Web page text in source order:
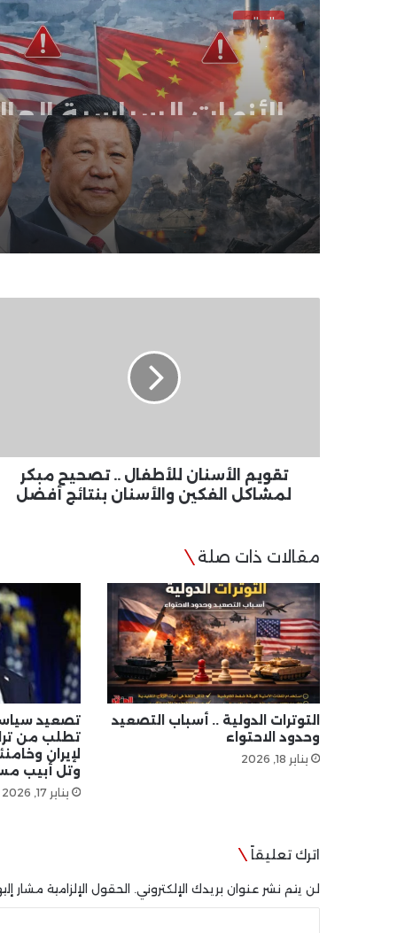
العالم
فبراير 14, 2026
الأزمات السياسية
ملفات مفتوحة بلا
نهائية
والأسنان
أفضل
تقويم الأسنان للأطفال .. تصحيح مبكر
لمشاكل الفكين والأسنان بنتائج أفضل
مقالات ذات صلة
التوترات الدولية .. أسباب التصعيد
وحدود الاحتواء
يناير 18, 2026
تصعيد
تطلب من
لإيران
وتل أبيب
يناير 17, 2026
اترك تعليقاً
لن يتم نشر عنوان بريدك الإلكتروني. الحقول الإلزامية مشار